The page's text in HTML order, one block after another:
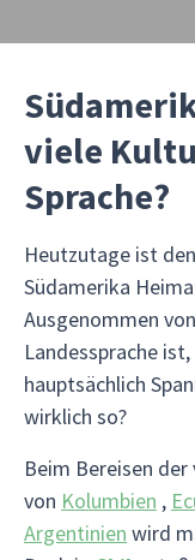
viele
Sprache?
Heutzutage ist
Südamerika
Ausgenommen von
Landessprache
hauptsächlich
wirklich so?
Beim Bereisen
von Kolumbien ,
Argentinien wird